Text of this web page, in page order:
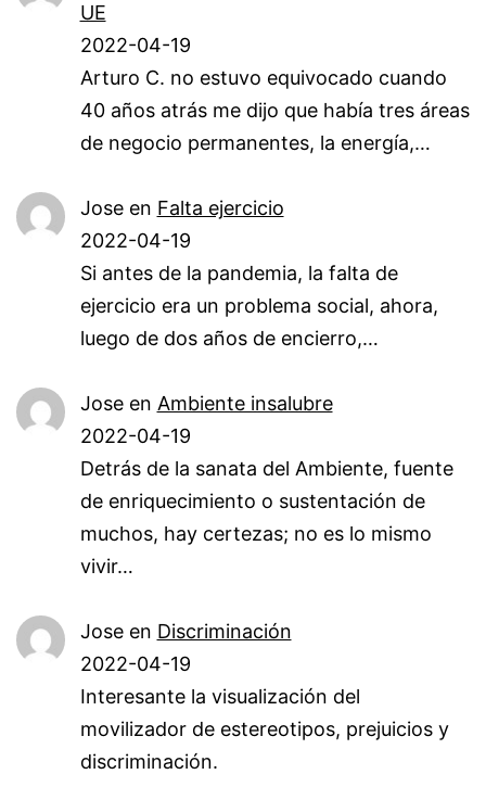
UE
2022-04-19
Arturo C. no estuvo equivocado cuando
40 años atrás me dijo que había tres áreas
de negocio permanentes, la energía,…
Joseen Falta ejercicio
2022-04-19
Si antes de la pandemia, la falta de
ejercicio era un problema social, ahora,
luego de dos años de encierro,…
Joseen Ambiente insalubre
2022-04-19
Detrás de la sanata del Ambiente, fuente
de enriquecimiento o sustentación de
muchos, hay certezas; no es lo mismo
vivir…
Joseen Discriminación
2022-04-19
Interesante la visualización del
movilizador de estereotipos, prejuicios y
discriminación.